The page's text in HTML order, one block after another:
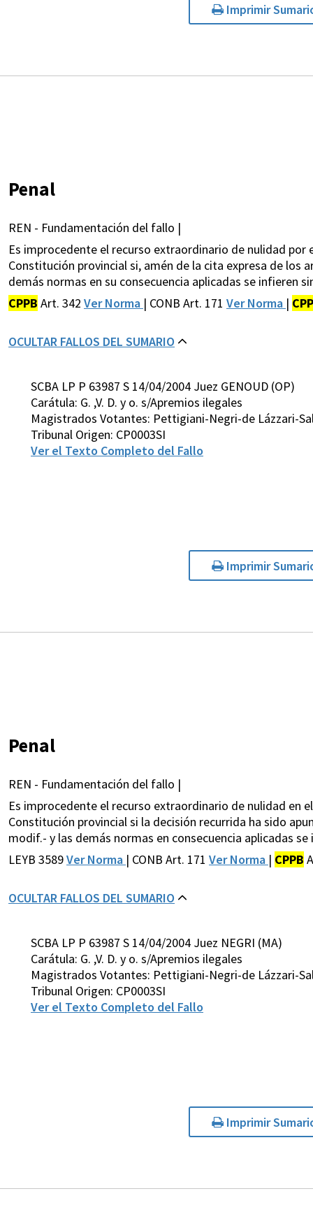
Imprimir
Penal
REN - Fundamentación del fallo |
Es improcedente el recurso extraordinario de nulidad por
Constitución provincial si, amén de la cita expresa de los
demás normas en su consecuencia aplicadas se infieren
CPPB Art. 342 Ver Norma | CONB Art. 171 Ver Norma |
OCULTAR FALLOS DEL SUMARIO
SCBA LP P 63987 S 14/04/2004 Juez GENOUD (OP)
Carátula: G. ,V. D. y o. s/Apremios ilegales
Magistrados Votantes: Pettigiani-Negri-de Lázzari-
Tribunal Origen: CP0003SI
Ver el Texto Completo del Fallo
Imprimir
Penal
REN - Fundamentación del fallo |
Es improcedente el recurso extraordinario de nulidad en
Constitución provincial si la decisión recurrida ha sido
modif.- y las demás normas en consecuencia aplicadas
LEYB 3589Ver Norma | CONB Art. 171 Ver Norma | CPPB
OCULTAR FALLOS DEL SUMARIO
SCBA LP P 63987 S 14/04/2004 Juez NEGRI (MA)
Carátula: G. ,V. D. y o. s/Apremios ilegales
Magistrados Votantes: Pettigiani-Negri-de Lázzari-
Tribunal Origen: CP0003SI
Ver el Texto Completo del Fallo
Imprimir